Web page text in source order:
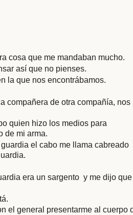
cosa que me mandaban mucho.
así que no pienses.
la que nos encontrábamos.
compañera de otra compañía, nos
quien hizo los medios para
de mi arma.
el cabo me llama cabreado
era un sargento y me dijo que
el general presentarme al cuerpo